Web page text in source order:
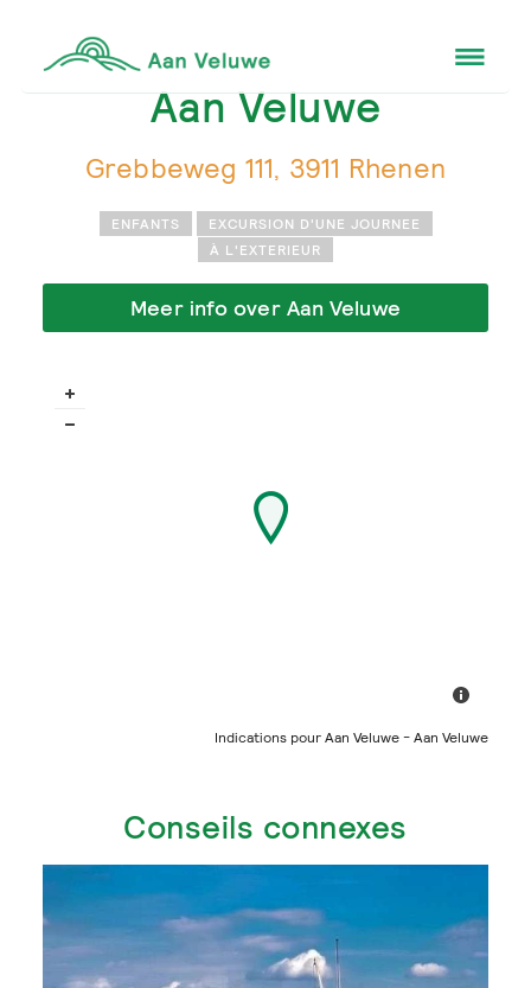
Aan Veluwe
Grebbeweg 111, 3911 Rhenen
ENFANTS
EXCURSION D'UNE JOURNEE
À L'EXTERIEUR
Meer info over Aan Veluwe
Indications pour Aan Veluwe - Aan Veluwe
Conseils connexes